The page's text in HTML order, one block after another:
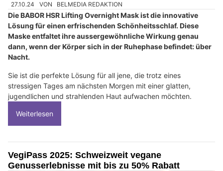
27.10.24 VON BELMEDIA REDAKTION
Die BABOR HSR Lifting Overnight Mask ist die innovative
Lösung für einen erfrischenden Schönheitsschlaf. Diese
Maske entfaltet ihre aussergewöhnliche Wirkung genau
dann, wenn der Körper sich in der Ruhephase befindet: über
Nacht.
Sie ist die perfekte Lösung für all jene, die trotz eines
stressigen Tages am nächsten Morgen mit einer glatten,
jugendlichen und strahlenden Haut aufwachen möchten.
Weiterlesen
VegiPass 2025: Schweizweit vegane
Genusserlebnisse mit bis zu 50% Rabatt